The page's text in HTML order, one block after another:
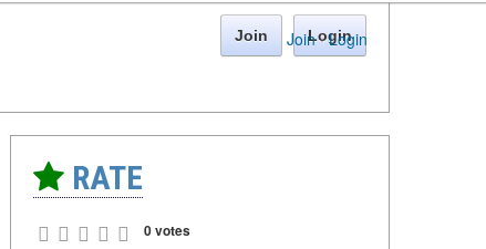
Join · Login
Join Login
RATE
0 votes